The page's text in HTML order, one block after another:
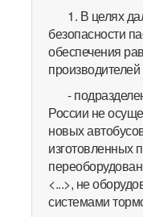
1. В целях
безопасности
обеспечения
-
России не
новых
изготовленных
<...>, не
системами